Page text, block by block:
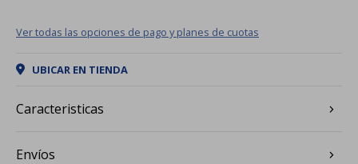
Ver todas las opciones de pago y planes de cuotas
UBICAR EN TIENDA
Caracteristicas
Envíos